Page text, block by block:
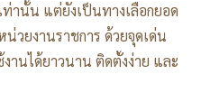
านั้น แต่ยังเป็นทางเลือกยอด
วยงานราชการ ด้วยจุดเด่น
านได้ยาวนาน ติดตั้งง่าย และ